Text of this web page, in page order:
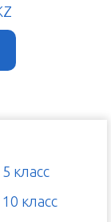
5 класс
10 класс